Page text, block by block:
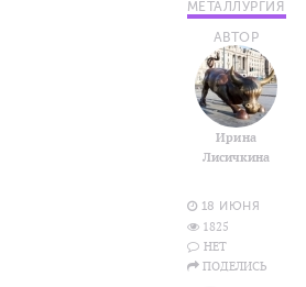
МЕТАЛЛУРГИЯ
АВТОР
Ирина
Лисичкина
18 ИЮНЯ
1825
НЕТ
ПОДЕЛИСЬ